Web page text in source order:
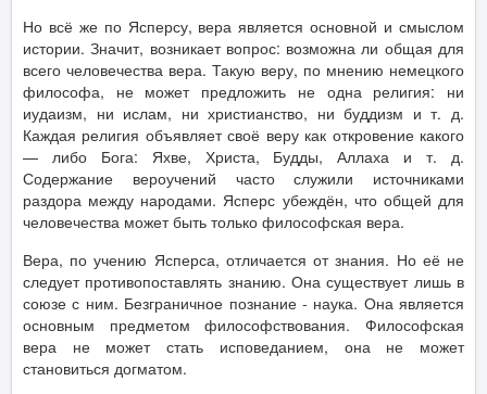
Но всё же по Ясперсу, вера является основной и смыслом
истории. Значит, возникает вопрос: возможна ли общая для
всего человечества вера. Такую веру, по мнению немецкого
философа, не может предложить не одна религия: ни
иудаизм, ни ислам, ни христианство, ни буддизм и т. д.
Каждая религия объявляет своё веру как откровение какого
— либо Бога: Яхве, Христа, Будды, Аллаха и т. д.
Содержание вероучений часто служили источниками
раздора между народами. Ясперс убеждён, что общей для
человечества может быть только философская вера.
Вера, по учению Ясперса, отличается от знания. Но её не
следует противопоставлять знанию. Она существует лишь в
союзе с ним. Безграничное познание - наука. Она является
основным предметом философствования. Философская
вера не может стать исповеданием, она не может
становиться догматом.